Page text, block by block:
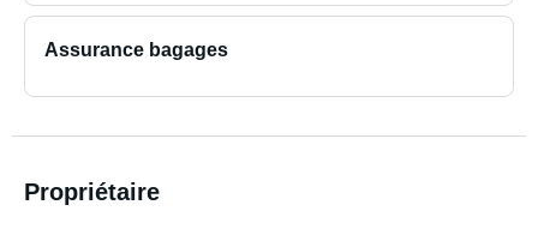
Assurance bagages
Propriétaire